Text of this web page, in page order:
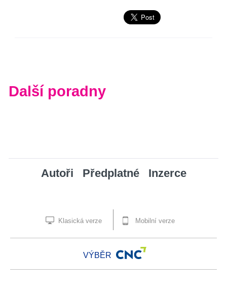
Další poradny
Autoři Předplatné Inzerce
Klasická verze Mobilní verze
VÝBĚR